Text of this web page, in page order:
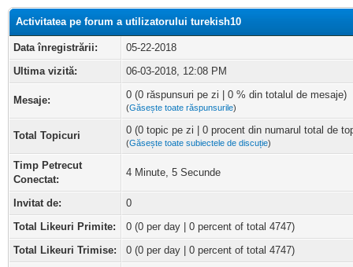
Activitatea pe forum a utilizatorului turekish10
Data înregistrării:
05-22-2018
Ultima vizită:
06-03-2018, 12:08 PM
Mesaje: 0 (0 răspunsuri pe zi | 0 % din totalul de mesaje)
(Găsește toate răspunsurile)
Total Topicuri 0 (0 topic pe zi | 0 procent din numarul total de
(Găsește toate subiectele de discuție)
Timp Petrecut
Conectat:
4 Minute, 5 Secunde
Invitat de:
0
Total Likeuri Primite:
0 (0 per day | 0 percent of total 4747)
Total Likeuri Trimise:
0 (0 per day | 0 percent of total 4747)